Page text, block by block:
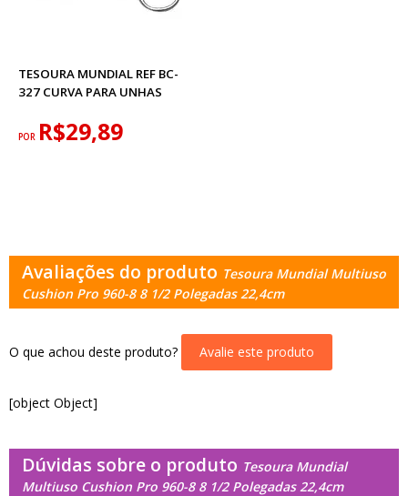
TESOURA MUNDIAL REF BC-
327 CURVA PARA UNHAS
POR R$29,89
Avaliações do produto Tesoura Mundial Multiuso
Cushion Pro 960-8 8 1/2 Polegadas 22,4cm
O que achou deste produto? Avalie este produto
[object Object]
Dúvidas sobre o produto Tesoura Mundial
Multiuso Cushion Pro 960-8 8 1/2 Polegadas 22,4cm